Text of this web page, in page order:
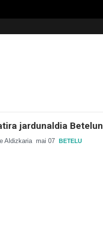
jardunaldia Betelun
Aldizkaria mai 07 BETELU